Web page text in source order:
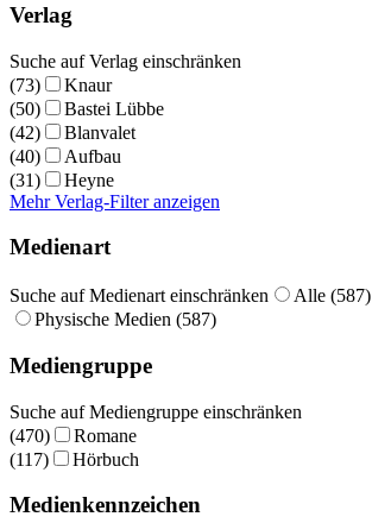
Verlag
Suche auf Verlag einschränken
(73)
Knaur
(50)
Bastei Lübbe
(42)
Blanvalet
(40)
Aufbau
(31)
Heyne
Mehr Verlag-Filter anzeigen
Medienart
Suche auf Medienart einschränken
Alle (587)
Physische Medien (587)
Mediengruppe
Suche auf Mediengruppe einschränken
(470)
Romane
(117)
Hörbuch
Medienkennzeichen